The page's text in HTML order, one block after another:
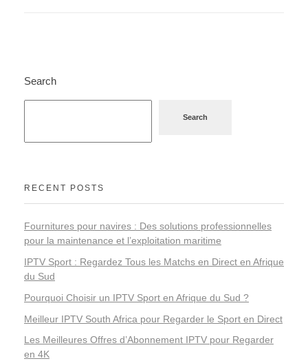
Search
Search
RECENT POSTS
Fournitures pour navires : Des solutions professionnelles
pour la maintenance et l’exploitation maritime
IPTV Sport : Regardez Tous les Matchs en Direct en Afrique
du Sud
Pourquoi Choisir un IPTV Sport en Afrique du Sud ?
Meilleur IPTV South Africa pour Regarder le Sport en Direct
Les Meilleures Offres d’Abonnement IPTV pour Regarder
en 4K